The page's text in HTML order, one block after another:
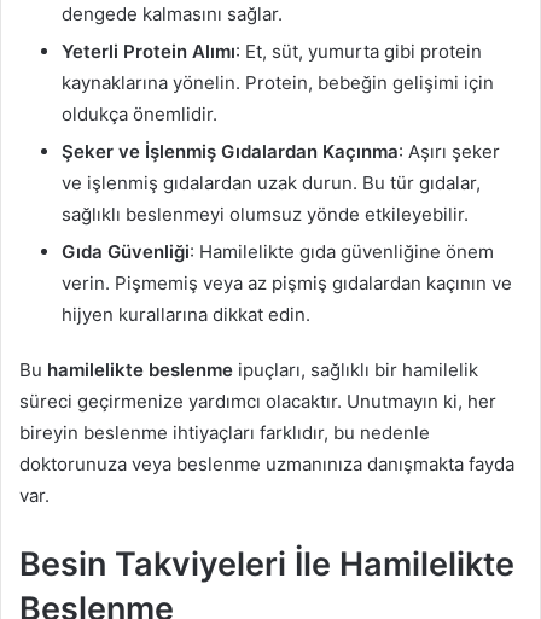
dengede kalmasını sağlar.
Yeterli Protein Alımı: Et, süt, yumurta gibi protein
kaynaklarına yönelin. Protein, bebeğin gelişimi için
oldukça önemlidir.
Şeker ve İşlenmiş Gıdalardan Kaçınma: Aşırı şeker
ve işlenmiş gıdalardan uzak durun. Bu tür gıdalar,
sağlıklı beslenmeyi olumsuz yönde etkileyebilir.
Gıda Güvenliği: Hamilelikte gıda güvenliğine önem
verin. Pişmemiş veya az pişmiş gıdalardan kaçının ve
hijyen kurallarına dikkat edin.
Bu hamilelikte beslenme ipuçları, sağlıklı bir hamilelik
süreci geçirmenize yardımcı olacaktır. Unutmayın ki, her
bireyin beslenme ihtiyaçları farklıdır, bu nedenle
doktorunuza veya beslenme uzmanınıza danışmakta fayda
var.
Besin Takviyeleri İle Hamilelikte
Beslenme